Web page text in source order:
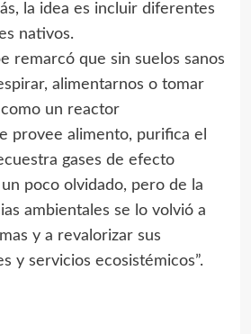
la idea es incluir diferentes
nativos.
remarcó que sin suelos sanos
alimentarnos o tomar
como un reactor
provee alimento, purifica el
gases de efecto
poco olvidado, pero de la
ambientales se lo volvió a
y a revalorizar sus
y servicios ecosistémicos”.